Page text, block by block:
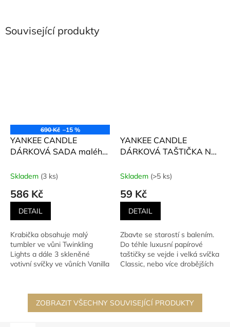
Související produkty
690 Kč –15 %
YANKEE CANDLE
DÁRKOVÁ SADA malého
votivních svíček
Skladem (3 ks)
586 Kč
DETAIL
Krabička obsahuje malý
tumbler ve vůni Twinkling
Lights a dále 3 skleněné
votivní svíčky ve vůních Vanilla
YANKEE CANDLE
DÁRKOVÁ TAŠTIČKA NA
Skladem (>5 ks)
59 Kč
DETAIL
Zbavte se starostí s balením.
Do téhle luxusní papírové
taštičky se vejde i velká svíčka
Classic, nebo více drobějších
ZOBRAZIT VŠECHNY SOUVISEJÍCÍ PRODUKTY